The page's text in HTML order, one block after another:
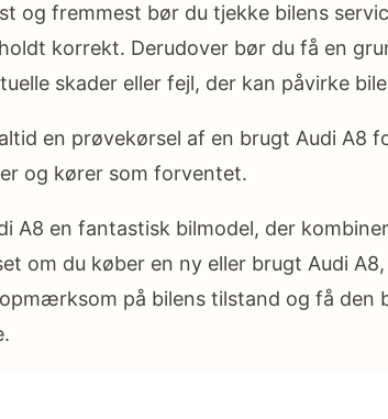
og fremmest bør du tjekke bilens
korrekt. Derudover bør du få en
skader eller fejl, der kan påvirke
en prøvekørsel af en brugt Audi A8
og kører som forventet.
A8 en fantastisk bilmodel, der
om du køber en ny eller brugt Audi
på bilens tilstand og få den